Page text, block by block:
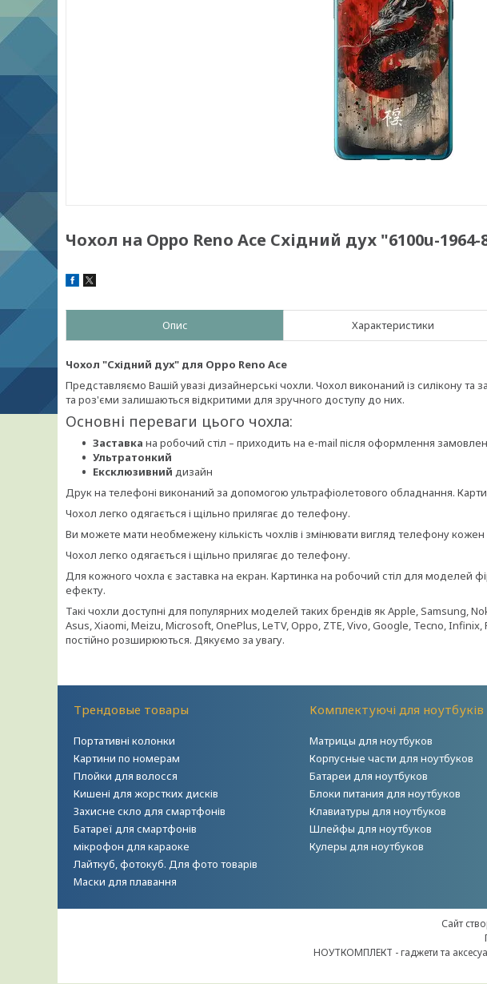
Чохол на Oppo Reno Ace Східний дух "6100u-1964-
Опис Характеристики
Чохол "Східний дух" для Oppo Reno Ace
Представляємо Вашій увазі дизайнерські чохли. Чохол виконаний із силікону та
та роз'єми залишаються відкритими для зручного доступу до них.
Основні переваги цього чохла:
Заставка на робочий стіл – приходить на e-mail після оформлення
Ультратонкий
Ексклюзивний дизайн
Друк на телефоні виконаний за допомогою ультрафіолетового обладнання.
Чохол легко одягається і щільно прилягає до телефону.
Ви можете мати необмежену кількість чохлів і змінювати вигляд телефону
Чохол легко одягається і щільно прилягає до телефону.
Для кожного чохла є заставка на екран. Картинка на робочий стіл для моделей
ефекту.
Такі чохли доступні для популярних моделей таких брендів як Apple, Samsung,
Asus, Xiaomi, Meizu, Microsoft, OnePlus, LeTV, Oppo, ZTE, Vivo, Google, Tecno,
постійно розширюються. Дякуємо за увагу.
Трендовые товары
Портативні колонки
Картини по номерам
Плойки для волосся
Кишені для жорстких дисків
Захисне скло для смартфонів
Батареї для смартфонів
мікрофон для караоке
Лайткуб, фотокуб. Для фото товарів
Маски для плавання
Комплектуючі для ноутбуків
Матрицы для ноутбуков
Корпусные части для ноутбуков
Батареи для ноутбуков
Блоки питания для ноутбуков
Клавиатуры для ноутбуков
Шлейфы для ноутбуков
Кулеры для ноутбуков
Сайт